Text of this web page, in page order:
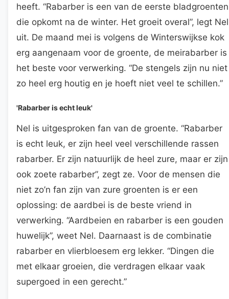
heeft. “Rabarber is een van de eerste bladgroenten
die opkomt na de winter. Het groeit overal”, legt Nel
uit. De maand mei is volgens de Winterswijkse kok
erg aangenaam voor de groente, de meirabarber is
het beste voor verwerking. “De stengels zijn nu niet
zo heel erg houtig en je hoeft niet veel te schillen.”
'Rabarber is echt leuk'
Nel is uitgesproken fan van de groente. “Rabarber
is echt leuk, er zijn heel veel verschillende rassen
rabarber. Er zijn natuurlijk de heel zure, maar er zijn
ook zoete rabarber”, zegt ze. Voor de mensen die
niet zo’n fan zijn van zure groenten is er een
oplossing: de aardbei is de beste vriend in
verwerking. “Aardbeien en rabarber is een gouden
huwelijk”, weet Nel. Daarnaast is de combinatie
rabarber en vlierbloesem erg lekker. “Dingen die
met elkaar groeien, die verdragen elkaar vaak
supergoed in een gerecht.”